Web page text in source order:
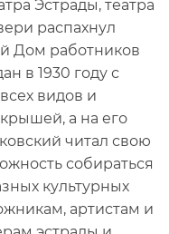
Эстрады, театра
распахнул
Дом работников
в 1930 году с
видов и
а на его
читал свою
собираться
культурных
артистам и